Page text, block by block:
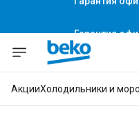
АкцииХолодильники и